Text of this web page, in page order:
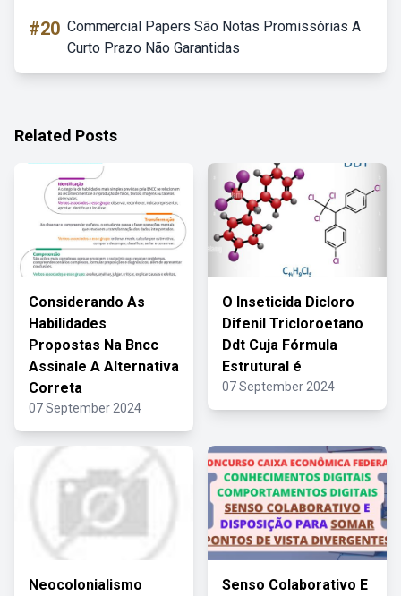
#20 Commercial Papers São Notas Promissórias A
Curto Prazo Não Garantidas
Related Posts
Considerando As
Habilidades
Propostas Na Bncc
Assinale A Alternativa
Correta
07 September 2024
O Inseticida Dicloro
Difenil Tricloroetano
Ddt Cuja Fórmula
Estrutural é
07 September 2024
Neocolonialismo Senso Colaborativo E